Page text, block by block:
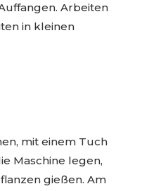
Arbeiten
in kleinen
mit einem Tuch
Maschine legen,
gießen. Am